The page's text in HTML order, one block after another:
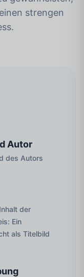
strengen
Autor
des Autors
der
Ein
als Titelbild